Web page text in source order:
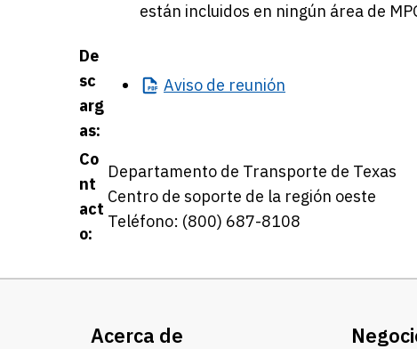
están incluidos en ningún área de
De
sc
arg
as:
Aviso de reunión
Co
nt
act
o:
Departamento de Transporte de Texas
Centro de soporte de la región oeste
Teléfono: (800) 687-8108
Acerca de